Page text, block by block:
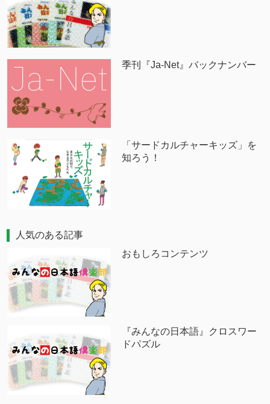
季刊『Ja-Net』バックナンバー
「サードカルチャーキッズ」を
知ろう！
人気のある記事
おもしろコンテンツ
『みんなの日本語』クロスワー
ドパズル